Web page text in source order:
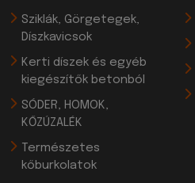
Sziklák, Görgetegek,
Díszkavicsok
Kerti díszek és egyéb
kiegészítők betonból
SÓDER, HOMOK,
KŐZÚZALÉK
Természetes
kőburkolatok